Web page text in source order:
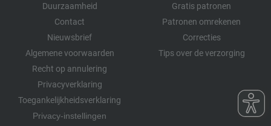
Duurzaamheid
Contact
Nieuwsbrief
Algemene voorwaarden
Recht op annulering
Privacyverklaring
Toegankelijkheidsverklaring
Privacy-instellingen
Gratis patronen
Patronen omrekenen
Correcties
Tips over de verzorging